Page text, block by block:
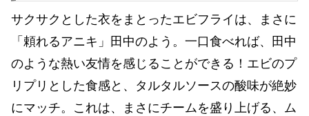
サクサクとした衣をまとったエビフライは、まさに
「頼れるアニキ」田中のよう。一口食べれば、田中
のような熱い友情を感じることができる！エビのプ
リプリとした食感と、タルタルソースの酸味が絶妙
にマッチ。これは、まさにチームを盛り上げる、ム